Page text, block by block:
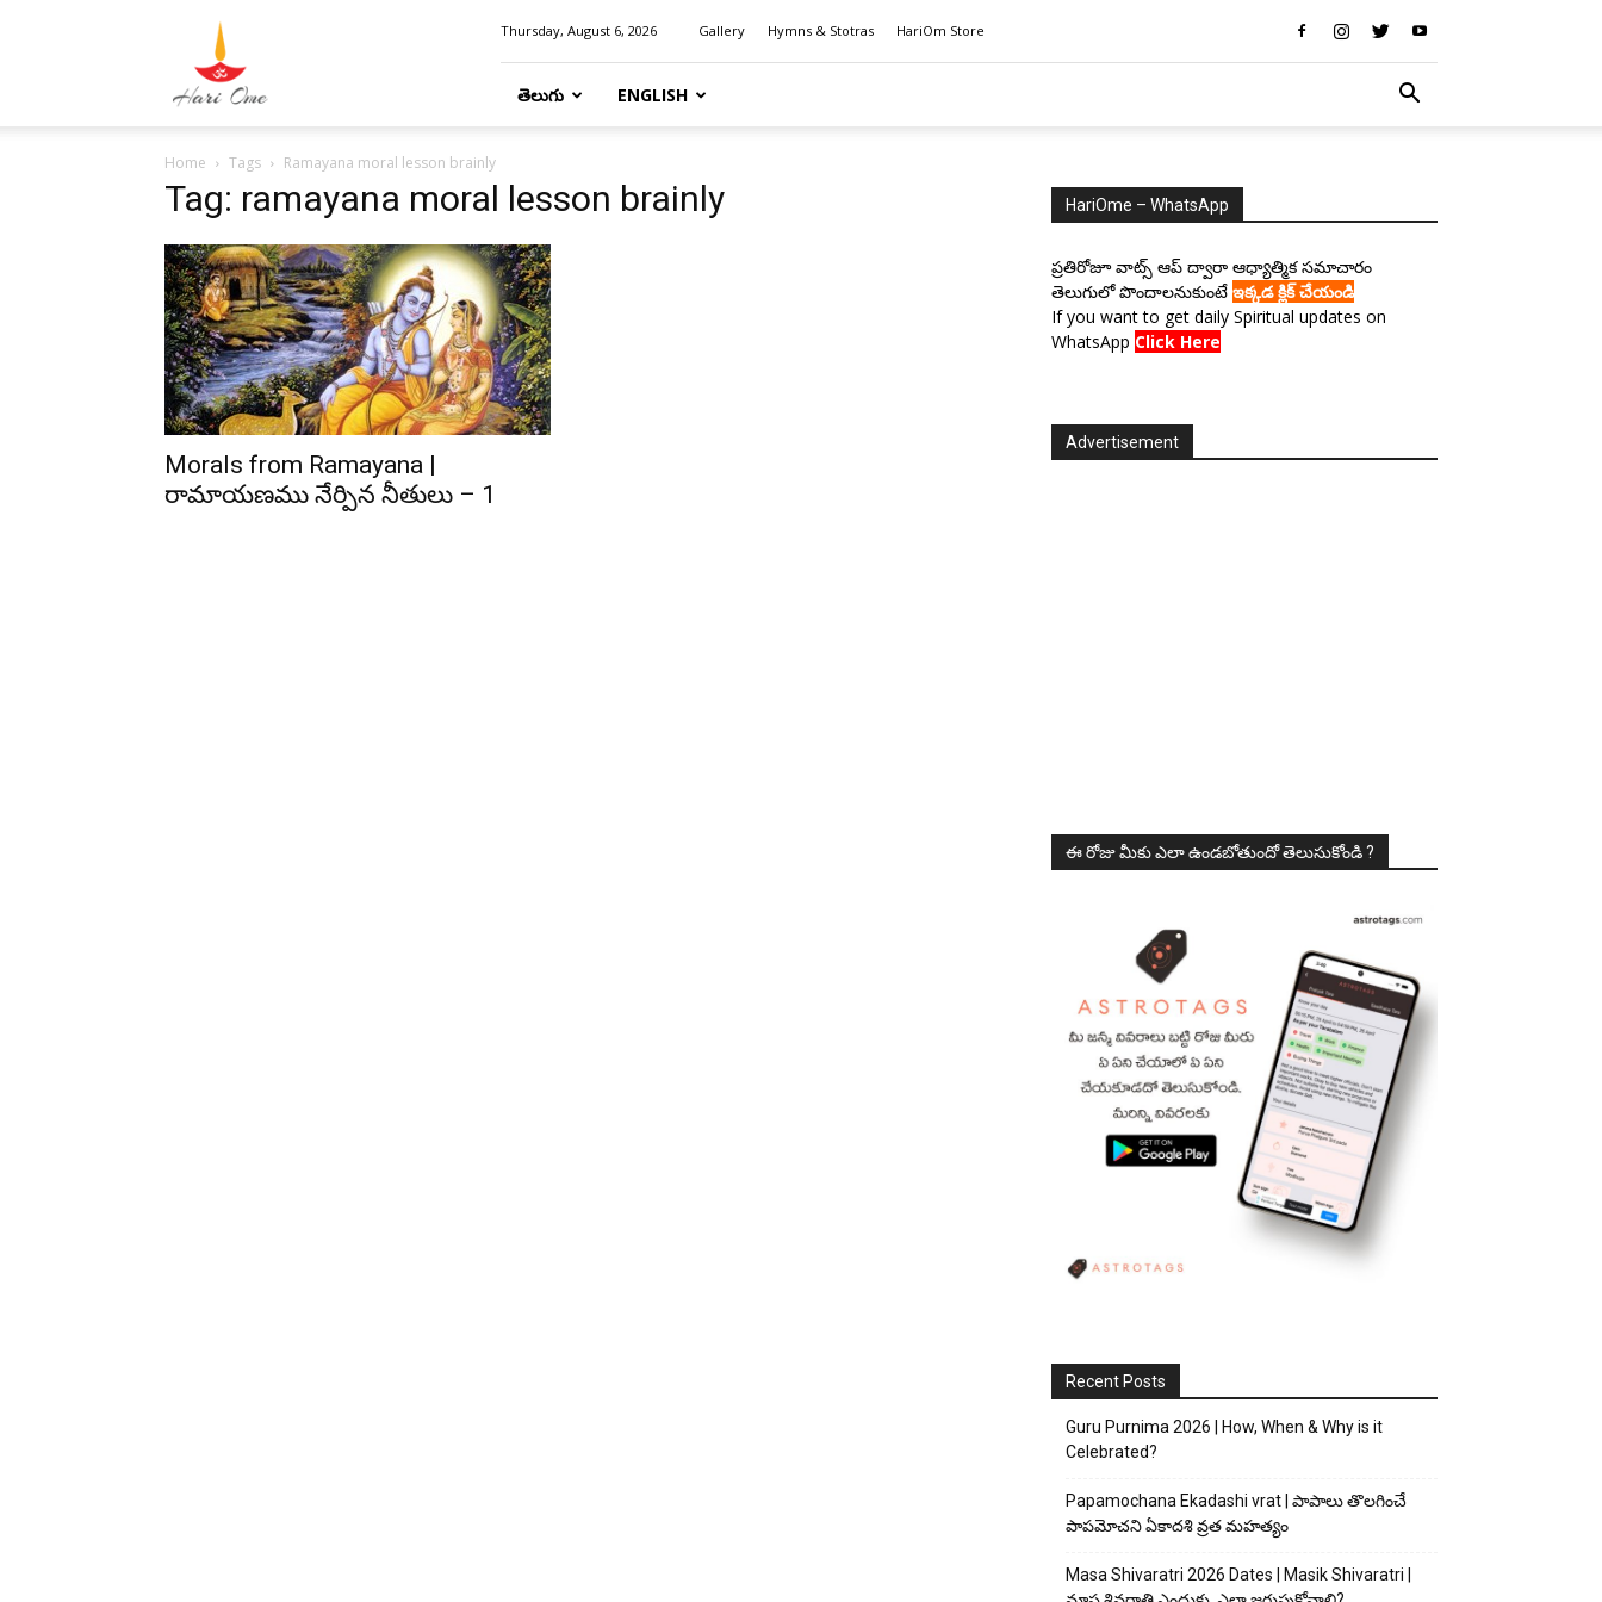
Thursday, August 6, 2026 Gallery Hymns & Stotras HariOm Store
తెలుగు ENGLISH
Home Tags Ramayana moral lesson brainly
Tag: ramayana moral lesson brainly
Morals from Ramayana |
రామాయణము నేర్పిన నీతులు – 1
HariOme – WhatsApp
ప్రతిరోజూ వాట్స్ ఆప్ ద్వారా ఆధ్యాత్మిక సమాచారం
తెలుగులో పొందాలనుకుంటే ఇక్కడ క్లిక్ చేయండి
If you want to get daily Spiritual updates on
WhatsApp Click Here
Advertisement
ఈ రోజు మీకు ఎలా ఉండబోతుందో తెలుసుకోండి ?
Recent Posts
Guru Purnima 2026 | How, When & Why is it
Celebrated?
Papamochana Ekadashi vrat | పాపాలు తొలగించే
పాపమోచని ఏకాదశి వ్రత మహత్యం
Masa Shivaratri 2026 Dates | Masik Shivaratri |